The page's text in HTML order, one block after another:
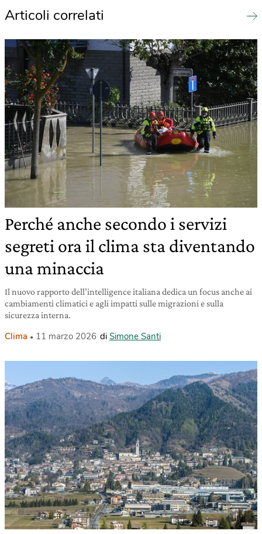
Articoli correlati
Perché anche secondo i servizi
segreti ora il clima sta diventando
una minaccia
Il nuovo rapporto dell’intelligence italiana dedica un focus anche ai
cambiamenti climatici e agli impatti sulle migrazioni e sulla
sicurezza interna.
Clima 11 marzo 2026 di Simone Santi